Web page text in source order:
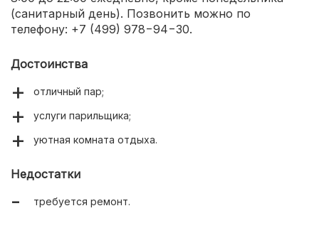
(санитарный день). Позвонить можно по
телефону: +7 (499) 978−94−30.
Достоинства
отличный пар;
услуги парильщика;
уютная комната отдыха.
Недостатки
требуется ремонт.